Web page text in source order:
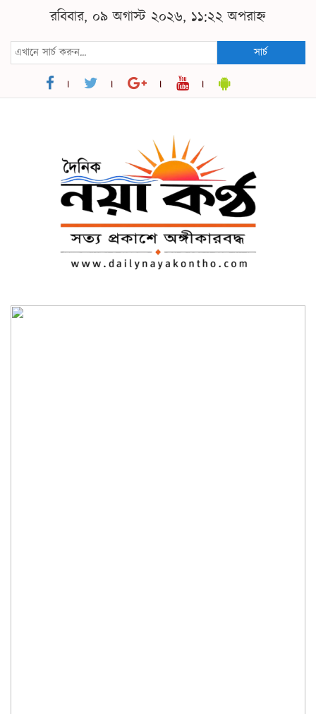
রবিবার, ০৯ অগাস্ট ২০২৬, ১১:২২ অপরাহ্ন
সার্চ